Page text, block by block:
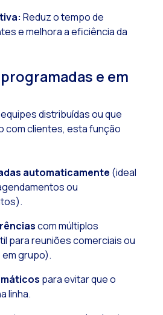
Reduz o tempo de
e melhora a eficiência da
e em
distribuídas ou que
com clientes, esta função
automaticamente (ideal
ou
com múltiplos
para reuniões comerciais ou
grupo).
para evitar que o
linha.